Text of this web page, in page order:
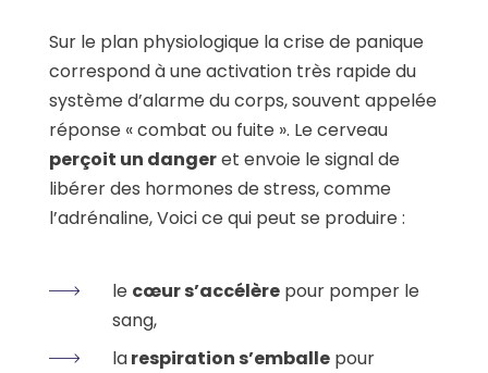
Sur le plan physiologique la crise de panique
correspond à une activation très rapide du
système d’alarme du corps, souvent appelée
réponse « combat ou fuite ». Le cerveau
perçoit un dangeret envoie le signal de
libérer des hormones de stress, comme
l’adrénaline, Voici ce qui peut se produire :
le cœur s’accélère pour pomper le
sang,
larespiration s’emballe pour